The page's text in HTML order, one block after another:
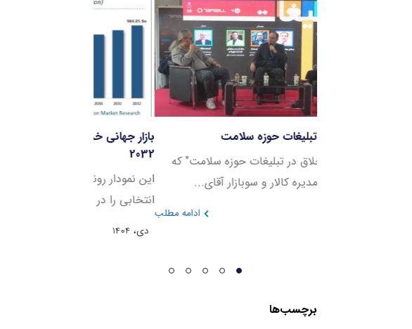
پنل اخلاق در تبلیغات حوزه سلامت
در نشست "اخلاق در تبلیغات حوزه سلامت" که
رئیس هیئت مدیره کالار و سوبازار آقای...
برچسب‌ها